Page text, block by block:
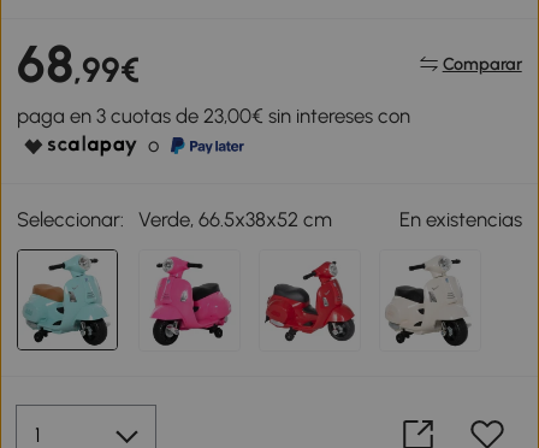
68,99€ Comparar
paga en 3 cuotas de 23,00€ sin intereses con
o
Seleccionar: Verde, 66.5x38x52 cm En existencias